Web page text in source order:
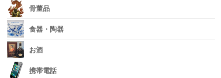
骨董品
食器・陶器
お酒
携帯電話